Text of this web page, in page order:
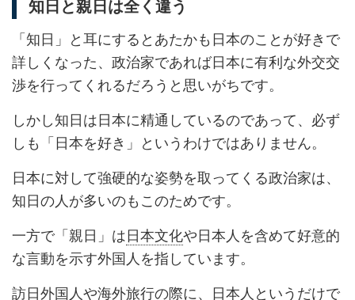
知日と親日は全く違う
「知日」と耳にするとあたかも日本のことが好きで
詳しくなった、政治家であれば日本に有利な外交交
渉を行ってくれるだろうと思いがちです。
しかし知日は日本に精通しているのであって、必ず
しも「日本を好き」というわけではありません。
日本に対して強硬的な姿勢を取ってくる政治家は、
知日の人が多いのもこのためです。
一方で「親日」は日本文化や日本人を含めて好意的
な言動を示す外国人を指しています。
訪日外国人や海外旅行の際に、日本人というだけで